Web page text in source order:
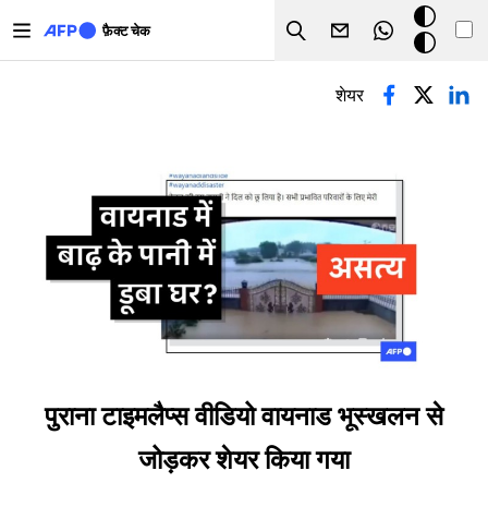
फ़ैक्ट चेक
Search
डार्क
मोड
प्राथमिक टैब्स
शेयर
पुराना टाइमलैप्स वीडियो वायनाड भूस्खलन से
जोड़कर शेयर किया गया